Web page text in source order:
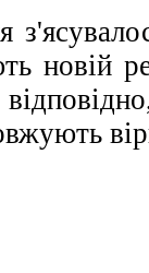
новій